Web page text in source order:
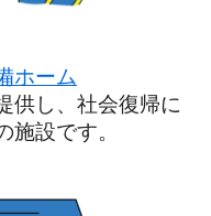
ホーム
し、社会復帰に
施設です。